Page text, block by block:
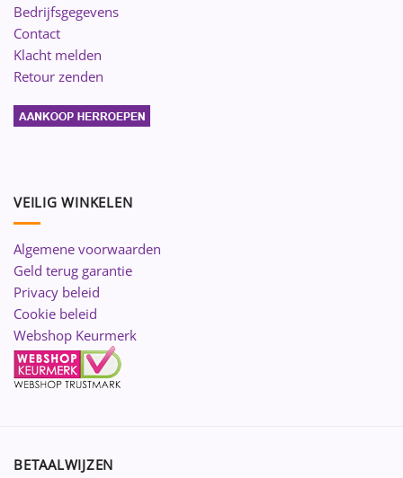
Bedrijfsgegevens
Contact
Klacht melden
Retour zenden
VEILIG WINKELEN
Algemene voorwaarden
Geld terug garantie
Privacy beleid
Cookie beleid
Webshop Keurmerk
BETAALWIJZEN